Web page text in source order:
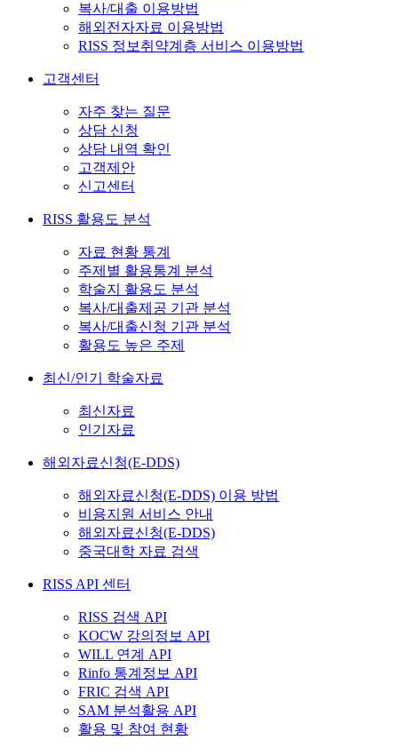
복사/대출 이용방법
해외전자자료 이용방법
RISS 정보취약계층 서비스 이용방법
고객센터
자주 찾는 질문
상담 신청
상담 내역 확인
고객제안
신고센터
RISS 활용도 분석
자료 현황 통계
주제별 활용통계 분석
학술지 활용도 분석
복사/대출제공 기관 분석
복사/대출신청 기관 분석
활용도 높은 주제
최신/인기 학술자료
최신자료
인기자료
해외자료신청(E-DDS)
해외자료신청(E-DDS) 이용 방법
비용지원 서비스 안내
해외자료신청(E-DDS)
중국대학 자료 검색
RISS API 센터
RISS 검색 API
KOCW 강의정보 API
WILL 연계 API
Rinfo 통계정보 API
FRIC 검색 API
SAM 분석활용 API
활용 및 참여 현황